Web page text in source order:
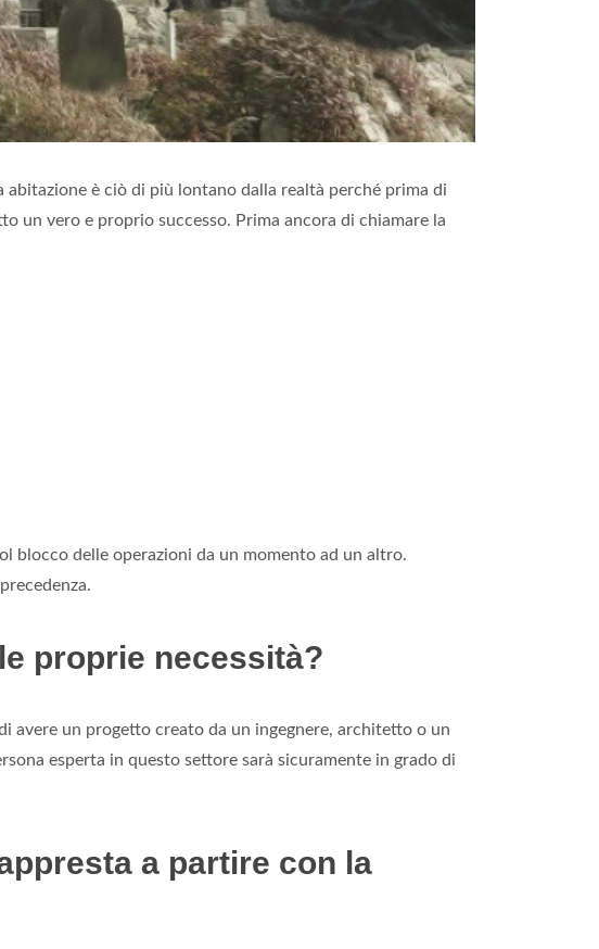
è ciò di più lontano dalla realtà perché prima di
un vero e proprio successo. Prima ancora di chiamare la
blocco delle operazioni da un momento ad un altro.
proprie necessità?
avere un progetto creato da un ingegnere, architetto o un
esperta in questo settore sarà sicuramente in grado di
a partire con la